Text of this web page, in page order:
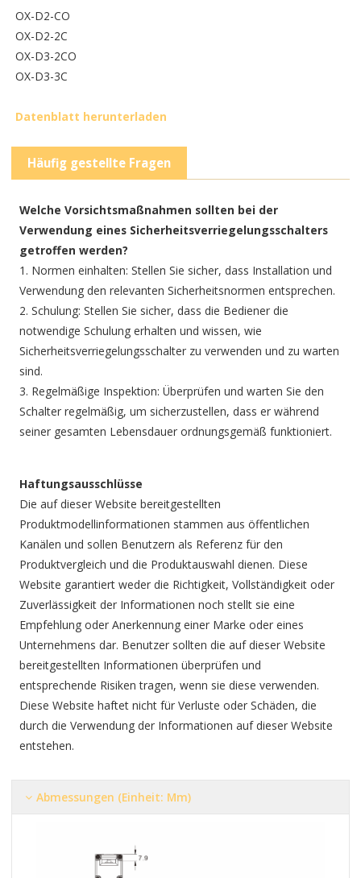
OX-D2-CO
OX-D2-2C
OX-D3-2CO
OX-D3-3C
Datenblatt herunterladen
Häufig gestellte Fragen
Welche Vorsichtsmaßnahmen sollten bei der
Verwendung eines Sicherheitsverriegelungsschalters
getroffen werden?
1. Normen einhalten: Stellen Sie sicher, dass Installation und
Verwendung den relevanten Sicherheitsnormen entsprechen.
2. Schulung: Stellen Sie sicher, dass die Bediener die
notwendige Schulung erhalten und wissen, wie
Sicherheitsverriegelungsschalter zu verwenden und zu warten
sind.
3. Regelmäßige Inspektion: Überprüfen und warten Sie den
Schalter regelmäßig, um sicherzustellen, dass er während
seiner gesamten Lebensdauer ordnungsgemäß funktioniert.
Haftungsausschlüsse
Die auf dieser Website bereitgestellten
Produktmodellinformationen stammen aus öffentlichen
Kanälen und sollen Benutzern als Referenz für den
Produktvergleich und die Produktauswahl dienen. Diese
Website garantiert weder die Richtigkeit, Vollständigkeit oder
Zuverlässigkeit der Informationen noch stellt sie eine
Empfehlung oder Anerkennung einer Marke oder eines
Unternehmens dar. Benutzer sollten die auf dieser Website
bereitgestellten Informationen überprüfen und
entsprechende Risiken tragen, wenn sie diese verwenden.
Diese Website haftet nicht für Verluste oder Schäden, die
durch die Verwendung der Informationen auf dieser Website
entstehen.
Abmessungen (Einheit: Mm)